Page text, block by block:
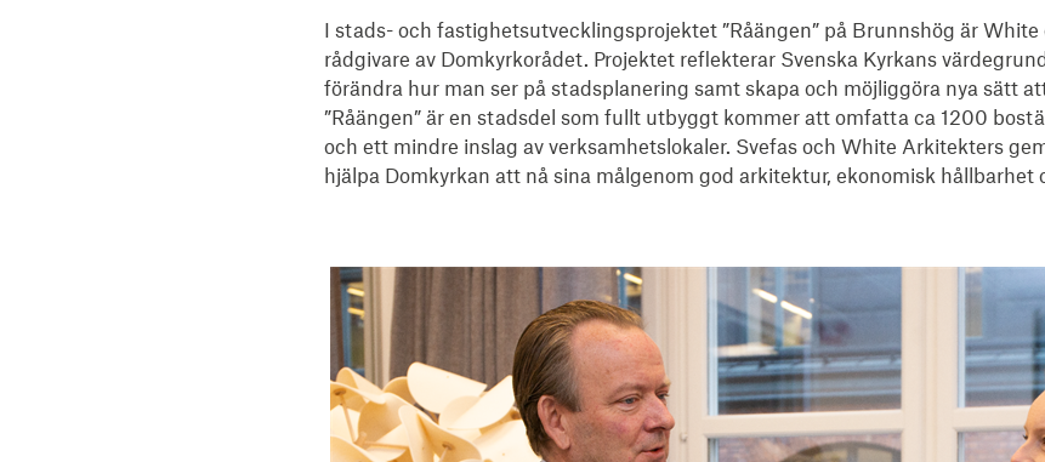
I stads- och fastighetsutvecklingsprojektet ”Råängen” på Brunnshög är
rådgivare av Domkyrkorådet. Projektet reflekterar Svenska Kyrkans
förändra hur man ser på stadsplanering samt skapa och möjliggöra nya sätt
”Råängen” är en stadsdel som fullt utbyggt kommer att omfatta ca 1200
och ett mindre inslag av verksamhetslokaler. Svefas och White Arkitekters
hjälpa Domkyrkan att nå sina målgenom god arkitektur, ekonomisk hållbarhet